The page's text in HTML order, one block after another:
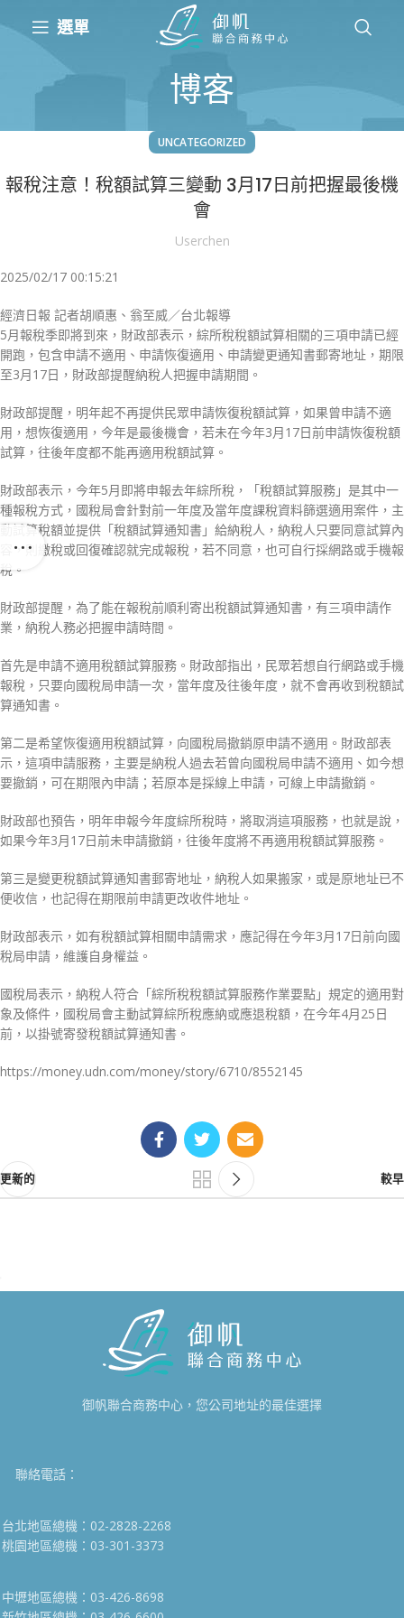
選單
博客
UNCATEGORIZED
報稅注意！稅額試算三變動 3月17日前把握最後機
會
Userchen
2025/02/17 00:15:21
經濟日報 記者胡順惠、翁至威／台北報導
5月報稅季即將到來，財政部表示，綜所稅稅額試算相關的三項申請已經
開跑，包含申請不適用、申請恢復適用、申請變更通知書郵寄地址，期限
至3月17日，財政部提醒納稅人把握申請期間。
財政部提醒，明年起不再提供民眾申請恢復稅額試算，如果曾申請不適
用，想恢復適用，今年是最後機會，若未在今年3月17日前申請恢復稅額
試算，往後年度都不能再適用稅額試算。
財政部表示，今年5月即將申報去年綜所稅，「稅額試算服務」是其中一
種報稅方式，國稅局會針對前一年度及當年度課稅資料篩選適用案件，主
動試算稅額並提供「稅額試算通知書」給納稅人，納稅人只要同意試算內
容，則繳稅或回復確認就完成報稅，若不同意，也可自行採網路或手機報
稅。
財政部提醒，為了能在報稅前順利寄出稅額試算通知書，有三項申請作
業，納稅人務必把握申請時間。
首先是申請不適用稅額試算服務。財政部指出，民眾若想自行網路或手機
報稅，只要向國稅局申請一次，當年度及往後年度，就不會再收到稅額試
算通知書。
第二是希望恢復適用稅額試算，向國稅局撤銷原申請不適用。財政部表
示，這項申請服務，主要是納稅人過去若曾向國稅局申請不適用、如今想
要撤銷，可在期限內申請；若原本是採線上申請，可線上申請撤銷。
財政部也預告，明年申報今年度綜所稅時，將取消這項服務，也就是說，
如果今年3月17日前未申請撤銷，往後年度將不再適用稅額試算服務。
第三是變更稅額試算通知書郵寄地址，納稅人如果搬家，或是原地址已不
便收信，也記得在期限前申請更改收件地址。
財政部表示，如有稅額試算相關申請需求，應記得在今年3月17日前向國
稅局申請，維護自身權益。
國稅局表示，納稅人符合「綜所稅稅額試算服務作業要點」規定的適用對
象及條件，國稅局會主動試算綜所稅應納或應退稅額，在今年4月25日
前，以掛號寄發稅額試算通知書。
https://money.udn.com/money/story/6710/8552145
更新的 較早
御帆聯合商務中心，您公司地址的最佳選擇
聯絡電話：
台北地區總機：02-2828-2268
桃園地區總機：03-301-3373
中壢地區總機：03-426-8698